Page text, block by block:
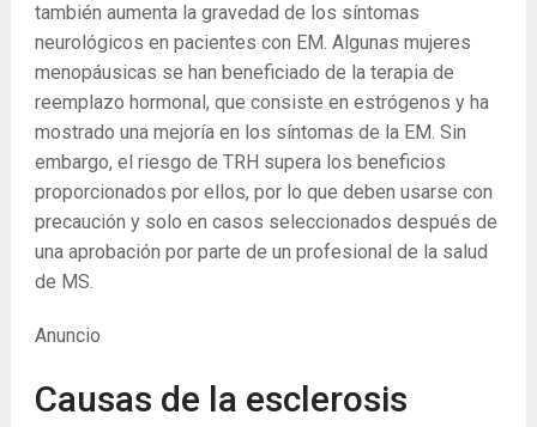
también aumenta la gravedad de los síntomas
neurológicos en pacientes con EM. Algunas mujeres
menopáusicas se han beneficiado de la terapia de
reemplazo hormonal, que consiste en estrógenos y ha
mostrado una mejoría en los síntomas de la EM. Sin
embargo, el riesgo de TRH supera los beneficios
proporcionados por ellos, por lo que deben usarse con
precaución y solo en casos seleccionados después de
una aprobación por parte de un profesional de la salud
de MS.
Anuncio
Causas de la esclerosis